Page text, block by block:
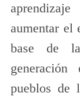
aumentar el
base de
pueblos de